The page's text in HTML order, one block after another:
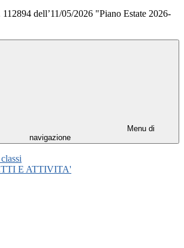
dell’11/05/2026 "Piano Estate 2026-
Menu di
navigazione
E ATTIVITA'